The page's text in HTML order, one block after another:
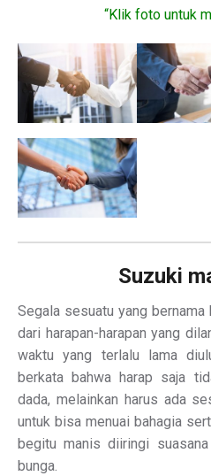
“Klik foto untuk
Suzuki
Segala sesuatu yang
dari harapan-harapan yang
waktu yang terlalu lama
berkata bahwa harap saja
dada, melainkan harus ada
untuk bisa menuai bahagia
begitu manis diiringi
bunga.